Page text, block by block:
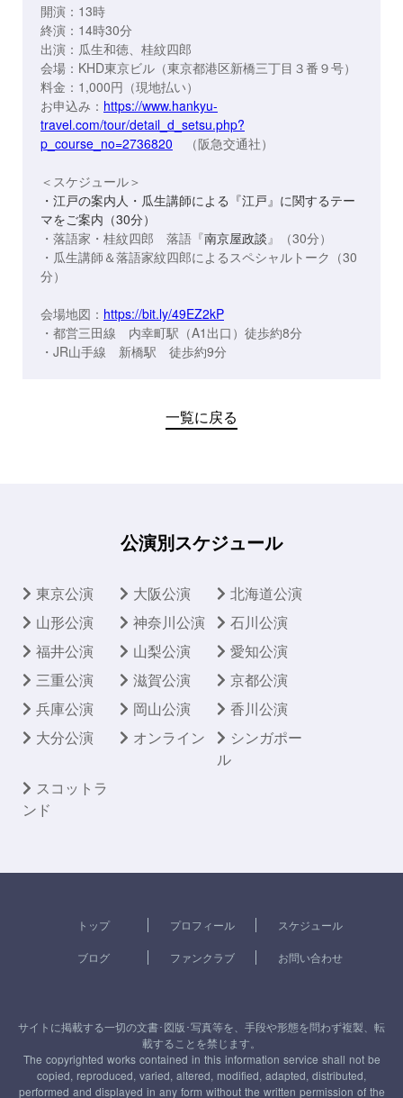
開演：13時
終演：14時30分
出演：瓜生和徳、桂紋四郎
会場：KHD東京ビル（東京都港区新橋三丁目３番９号）
料金：1,000円（現地払い）
お申込み： https://www.hankyu-
travel.com/tour/detail_d_setsu.php?
p_course_no=2736820 （阪急交通社）
＜スケジュール＞
・江戸の案内人・瓜生講師による『江戸』に関するテー
マをご案内（30分）
・落語家・桂紋四郎 落語『南京屋政談』（30分）
・瓜生講師＆落語家紋四郎によるスペシャルトーク（30
分）
会場地図： https://bit.ly/49EZ2kP
・都営三田線 内幸町駅（A1出口）徒歩約8分
・JR山手線 新橋駅 徒歩約9分
一覧に戻る
公演別スケジュール
東京公演 大阪公演
北海道公演
山形公演
神奈川公演
石川公演
福井公演
山梨公演
愛知公演
三重公演
滋賀公演
京都公演
兵庫公演
岡山公演
香川公演
大分公演
オンライン
シンガポー
ル
スコットラ
ンド
トップ プロフィール スケジュール
ブログ ファンクラブ お問い合わせ
サイトに掲載する一切の文書･図版･写真等を、手段や形態を問わず複製、転
載することを禁じます。
The copyrighted works contained in this information service shall not be
copied, reproduced, varied, altered, modified, adapted, distributed,
performed and displayed in any form without the written permission of the